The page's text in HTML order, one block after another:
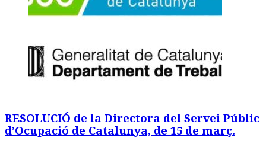
RESOLUCIÓ de la Directora del Servei Públic
d’Ocupació de Catalunya, de 15 de març.